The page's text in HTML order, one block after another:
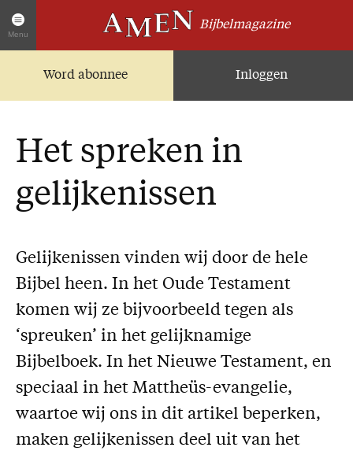
Menu
Bijbelmagazine
Word abonnee Inloggen
Artikelen
Zoek in alle artikelen
Twitter
Facebook
Over AMEN
Abonnementen
Steun AMEN
Missie
Service
Adreswijziging
Het spreken in
gelijkenissen
Gelijkenissen vinden wij door de hele
Bijbel heen. In het Oude Testament
komen wij ze bijvoorbeeld tegen als
‘spreuken’ in het gelijknamige
Bijbelboek. In het Nieuwe Testament, en
speciaal in het Mattheüs-evangelie,
waartoe wij ons in dit artikel beperken,
maken gelijkenissen deel uit van het